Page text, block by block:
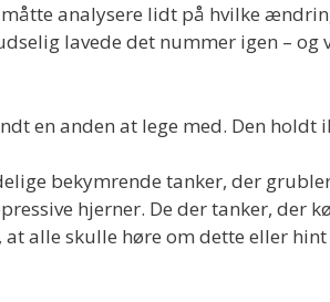
analysere lidt på hvilke
lavede det nummer igen –
en anden at lege med. Den
bekymrende tanker, der
hjerner. De der tanker, der
alle skulle høre om dette eller